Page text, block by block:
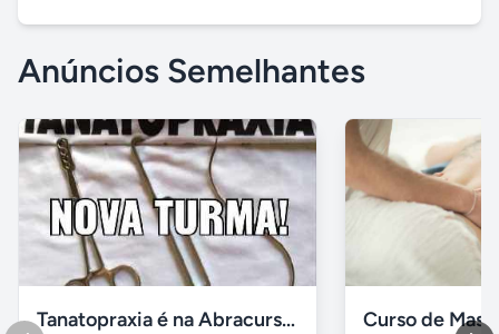
Anúncios Semelhantes
Tanatopraxia é na Abracursos Curso de